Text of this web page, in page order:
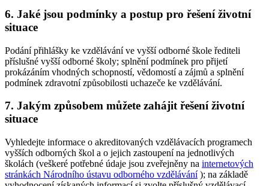
6. Jaké jsou podmínky a postup pro řešení životní
situace
Podání přihlášky ke vzdělávání ve vyšší odborné škole řediteli
příslušné vyšší odborné školy; splnění podmínek pro přijetí
prokázáním vhodných schopností, vědomostí a zájmů a splnění
podmínek zdravotní způsobilosti uchazeče ke vzdělávání.
7. Jakým způsobem můžete zahájit řešení životní
situace
Vyhledejte informace o akreditovaných vzdělávacích programech
vyšších odborných škol a o jejich zastoupení na jednotlivých
školách (veškeré potřebné údaje jsou zveřejněny na internetových
stránkách Národního ústavu odborného vzdělávání); na základě